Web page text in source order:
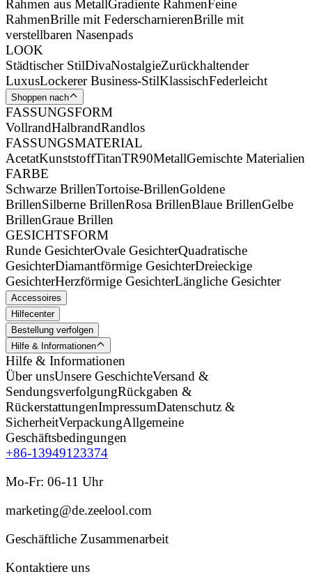
Rahmen aus MetallGradiente RahmenFeine
RahmenBrille mit FederscharnierenBrille mit
verstellbaren Nasenpads
LOOK
Städtischer StilDivaNostalgieZurückhaltender
LuxusLockerer Business-StilKlassischFederleicht
Shoppen nach
FASSUNGSFORM
VollrandHalbrandRandlos
FASSUNGSMATERIAL
AcetatKunststoffTitanTR90MetallGemischte Materialien
FARBE
Schwarze BrillenTortoise-BrillenGoldene
BrillenSilberne BrillenRosa BrillenBlaue BrillenGelbe
BrillenGraue Brillen
GESICHTSFORM
Runde GesichterOvale GesichterQuadratische
GesichterDiamantförmige GesichterDreieckige
GesichterHerzförmige GesichterLängliche Gesichter
Accessoires
Hilfecenter
Bestellung verfolgen
Hilfe & Informationen
Hilfe & Informationen
Über unsUnsere GeschichteVersand &
SendungsverfolgungRückgaben &
RückerstattungenImpressumDatenschutz &
SicherheitVerpackungAllgemeine
Geschäftsbedingungen
+86-13949123374
Mo-Fr: 06-11 Uhr
marketing@de.zeelool.com
Geschäftliche Zusammenarbeit
Kontaktiere uns